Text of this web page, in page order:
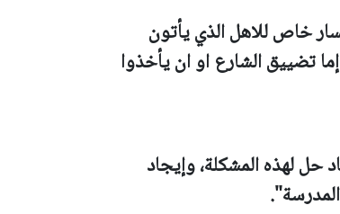
خاص للاهل الذي يأتون
تضييق الشارع او ان يأخذوا
حل لهذه المشكلة، وإيجاد